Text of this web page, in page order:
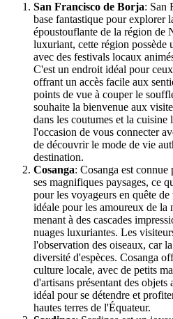
San Francisco de Borja: San
base fantastique pour explorer
époustouflante de la région de
luxuriant, cette région possède
avec des festivals locaux
C'est un endroit idéal pour
offrant un accès facile aux
points de vue à couper le
souhaite la bienvenue aux
dans les coutumes et la cuisine
l'occasion de vous connecter
de découvrir le mode de vie
destination.
Cosanga: Cosanga est connue
ses magnifiques paysages, ce
pour les voyageurs en quête
idéale pour les amoureux de la
menant à des cascades
nuages luxuriantes. Les
l'observation des oiseaux, car
diversité d'espèces. Cosanga
culture locale, avec de petits
d'artisans présentant des
idéal pour se détendre et
hautes terres de l'Équateur.